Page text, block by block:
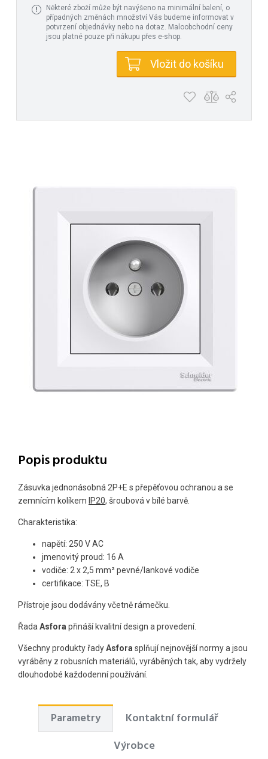
Některé zboží může být navýšeno na minimální balení, o
případných změnách množství Vás budeme informovat v
potvrzení objednávky nebo na dotaz. Maloobchodní ceny
jsou platné pouze při nákupu přes e-shop.
Vložit do košíku
Popis produktu
Zásuvka jednonásobná 2P+E s přepěťovou ochranou a se
zemnícím kolíkem IP20, šroubová v bílé barvě.
Charakteristika:
napětí: 250 V AC
jmenovitý proud: 16 A
vodiče: 2 x 2,5 mm² pevné/lankové vodiče
certifikace: TSE, B
Přístroje jsou dodávány včetně rámečku.
Řada Asfora přináší kvalitní design a provedení.
Všechny produkty řadyAsfora splňují nejnovější normy a jsou
vyráběny z robusních materiálů, vyráběných tak, aby vydržely
dlouhodobé každodenní používání.
Parametry
Kontaktní formulář
Výrobce